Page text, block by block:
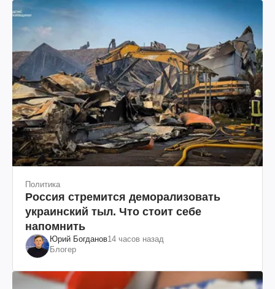
Политика
Россия стремится деморализовать
украинский тыл. Что стоит себе
напомнить
Юрий Богданов14 часов назад
Блогер